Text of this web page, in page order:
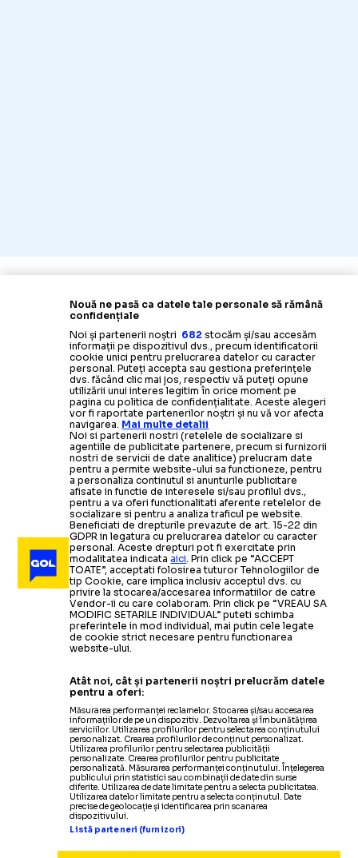
Nouă ne pasă ca datele tale personale să rămână
confidențiale
Noi și partenerii noștri 682 stocăm și/sau accesăm
informații pe dispozitivul dvs., precum identificatorii
cookie unici pentru prelucrarea datelor cu caracter
personal. Puteți accepta sau gestiona preferințele
dvs. făcând clic mai jos, respectiv vă puteți opune
utilizării unui interes legitim în orice moment pe
pagina cu politica de confidențialitate. Aceste alegeri
vor fi raportate partenerilor noștri și nu vă vor afecta
navigarea. Mai multe detalii
Noi si partenerii nostri (retelele de socializare si
agentiile de publicitate partenere, precum si furnizorii
nostri de servicii de date analitice) prelucram date
pentru a permite website-ului sa functioneze, pentru
a personaliza continutul si anunturile publicitare
afisate in functie de interesele si/sau profilul dvs.,
pentru a va oferi functionalitati aferente retelelor de
socializare si pentru a analiza traficul pe website.
Beneficiati de drepturile prevazute de art. 15-22 din
GDPR in legatura cu prelucrarea datelor cu caracter
personal. Aceste drepturi pot fi exercitate prin
modalitatea indicataaici. Prin click pe “ACCEPT
TOATE”, acceptati folosirea tuturor Tehnologiilor de
tip Cookie, care implica inclusiv acceptul dvs. cu
privire la stocarea/accesarea informatiilor de catre
Vendor-ii cu care colaboram. Prin click pe “VREAU SA
MODIFIC SETARILE INDIVIDUAL” puteti schimba
preferintele in mod individual, mai putin cele legate
de cookie strict necesare pentru functionarea
website-ului.
Atât noi, cât și partenerii noștri prelucrăm datele
pentru a oferi:
Măsurarea performanței reclamelor. Stocarea și/sau accesarea
informațiilor de pe un dispozitiv. Dezvoltarea și îmbunătățirea
serviciilor. Utilizarea profilurilor pentru selectarea conținutului
personalizat. Crearea profilurilor de conținut personalizat.
Utilizarea profilurilor pentru selectarea publicității
personalizate. Crearea profilurilor pentru publicitate
personalizată. Măsurarea performanței conținutului. Înțelegerea
publicului prin statistici sau combinații de date din surse
diferite. Utilizarea de date limitate pentru a selecta publicitatea.
Utilizarea datelor limitate pentru a selecta conținutul. Date
precise de geolocație și identificarea prin scanarea
dispozitivului.
Listă parteneri (furnizori)